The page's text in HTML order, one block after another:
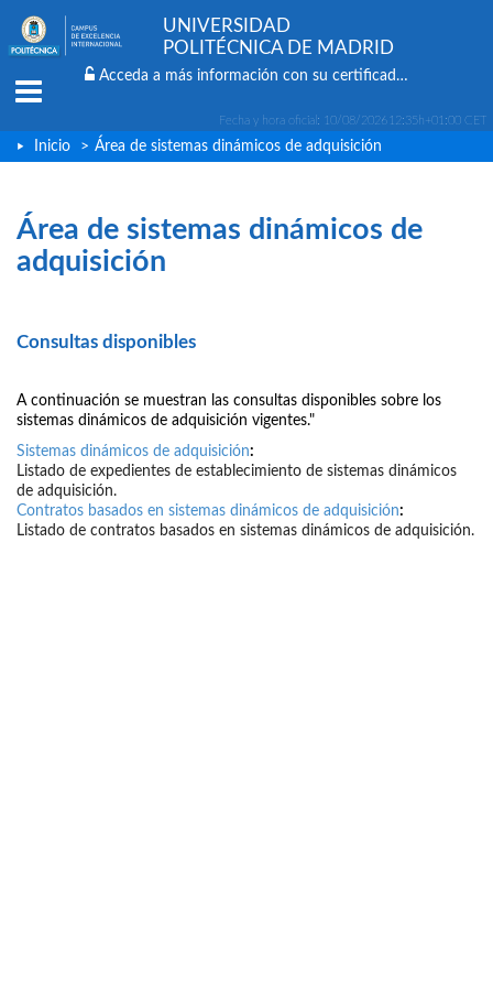
Fecha y hora oficial: 10/08/202612:35h+01:00 CET
UNIVERSIDAD
POLITÉCNICA DE MADRID
Acceda a más información con su certificado digital
Inicio > Área de sistemas dinámicos de adquisición
Área de sistemas dinámicos de
adquisición
Consultas disponibles
A continuación se muestran las consultas disponibles sobre los
sistemas dinámicos de adquisición vigentes."
Sistemas dinámicos de adquisición:
Listado de expedientes de establecimiento de sistemas dinámicos
de adquisición.
Contratos basados en sistemas dinámicos de adquisición:
Listado de contratos basados en sistemas dinámicos de adquisición.